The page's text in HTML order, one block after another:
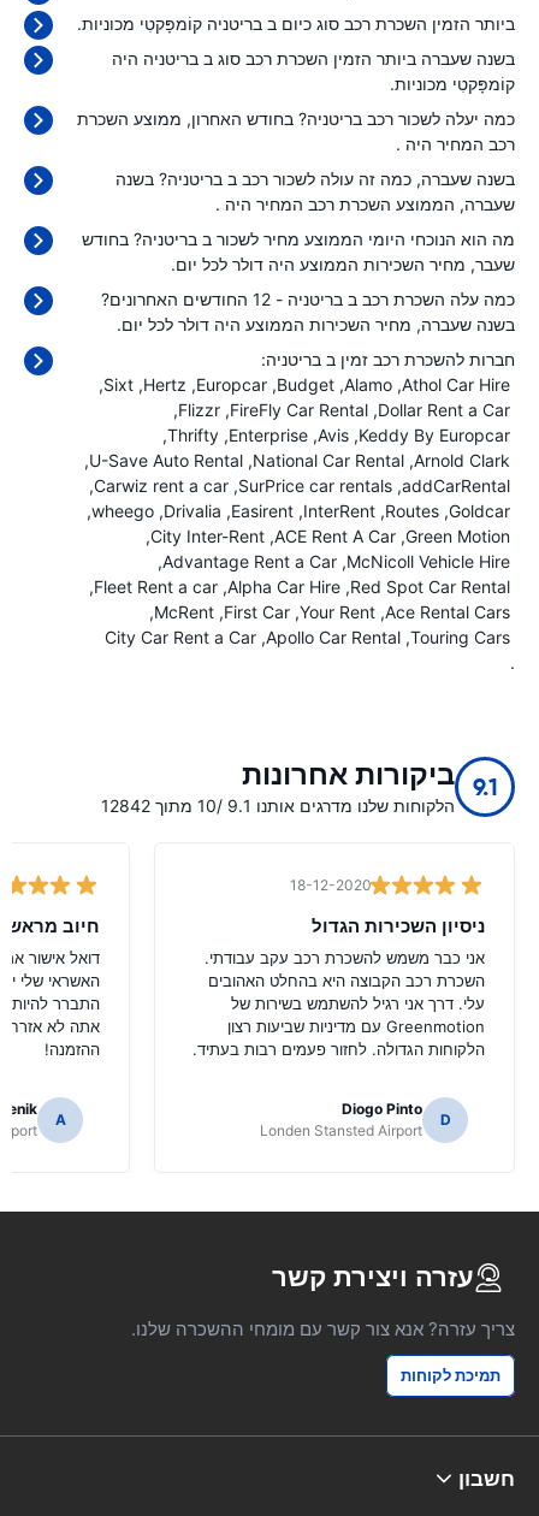
ביותר הזמין השכרת רכב סוג כיום ב בריטניה קוֹמפָּקטִי מכוניות.
בשנה שעברה ביותר הזמין השכרת רכב סוג ב בריטניה היה
קוֹמפָּקטִי מכוניות.
כמה יעלה לשכור רכב בריטניה? בחודש האחרון, ממוצע השכרת
רכב המחיר היה .
בשנה שעברה, כמה זה עולה לשכור רכב ב בריטניה? בשנה
שעברה, הממוצע השכרת רכב המחיר היה .
מה הוא הנוכחי היומי הממוצע מחיר לשכור ב בריטניה? בחודש
שעבר, מחיר השכירות הממוצע היה דולר לכל יום.
כמה עלה השכרת רכב ב בריטניה - 12 החודשים האחרונים?
בשנה שעברה, מחיר השכירות הממוצע היה דולר לכל יום.
חברות להשכרת רכב זמין ב בריטניה:
Athol Car Hire
Alamo
Budget
Europcar
Hertz
Sixt
Dollar Rent a Car
FireFly Car Rental
Flizzr
Keddy By Europcar
Avis
Enterprise
Thrifty
Arnold Clark
National Car Rental
U-Save Auto Rental
addCarRental
SurPrice car rentals
Carwiz rent a car
Goldcar
Routes
InterRent
Easirent
Drivalia
wheego
Green Motion
ACE Rent A Car
City Inter-Rent
McNicoll Vehicle Hire
Advantage Rent a Car
Red Spot Car Rental
Alpha Car Hire
Fleet Rent a car
Ace Rental Cars
Your Rent
First Car
McRent
Touring Cars
Apollo Car Rental
City Car Rent a Car
.
9.1 ביקורות אחרונות
הלקוחות שלנו מדרגים אותנו 9.1 /10 מתוך 12842
18-12-2020
ניסיון השכירות הגדול
אני כבר משמש להשכרת רכב עקב עבודתי.
השכרת רכב הקבוצה היא בהחלט האהובים
עלי. דרך אני רגיל להשתמש בשירות של
Greenmotion עם מדיניות שביעות רצון
הלקוחות הגדולה. לחזור פעמים רבות בעתיד.
D
Diogo Pinto
Londen Stansted Airport
חיוב מראש
דואל אישור
אתה לא אזרח
ההזמנה!
A
עזרה ויצירת קשר
צריך עזרה? אנא צור קשר עם מומחי ההשכרה שלנו.
תמיכת לקוחות
חשבון